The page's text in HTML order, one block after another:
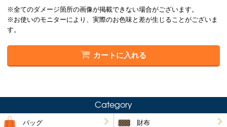
※全てのダメージ箇所の画像が掲載できない場合がございます。
※お使いのモニターにより、実際のお色味と差が生じることがございま
す。
カートに入れる
Category
バッグ 財布